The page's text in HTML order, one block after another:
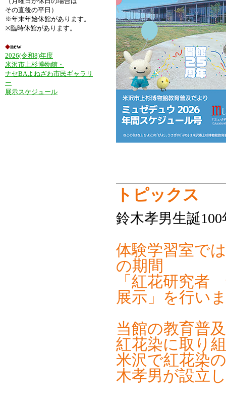
その直後の平日）
※年末年始休館があります。
※臨時休館があります。
◆new
2026(令和8)年度
米沢市上杉博物館・
ナセBAよねざわ市民ギャラリ
ー
展示スケジュール
トピックス
鈴木孝男生誕
体験学習室で
の期間
「紅花研究
展示」を行い
当館の教育普
紅花染に取り
米沢で紅花染
木孝男が設立